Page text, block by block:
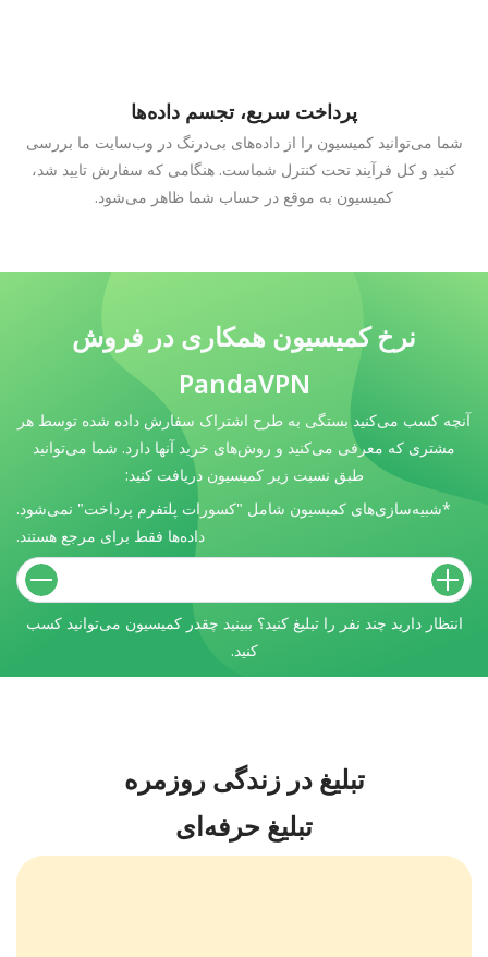
پرداخت سریع، تجسم داده‌ها
شما می‌توانید کمیسیون را از داده‌های بی‌درنگ در وب‌سایت ما بررسی
کنید و کل فرآیند تحت کنترل شماست. هنگامی که سفارش تایید شد،
کمیسیون به موقع در حساب شما ظاهر می‌شود.
نرخ کمیسیون همکاری در فروش
PandaVPN
آنچه کسب می‌کنید بستگی به طرح اشتراک سفارش داده شده توسط هر
مشتری که معرفی می‌کنید و روش‌های خرید آنها دارد. شما می‌توانید
طبق نسبت زیر کمیسیون دریافت کنید:
*شبیه‌سازی‌های کمیسیون شامل "کسورات پلتفرم پرداخت" نمی‌شود.
داده‌ها فقط برای مرجع هستند.
انتظار دارید چند نفر را تبلیغ کنید؟ ببینید چقدر کمیسیون می‌توانید کسب
کنید.
تبلیغ در زندگی روزمره
تبلیغ حرفه‌ای